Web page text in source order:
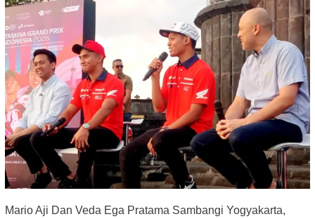
Mario Aji Dan Veda Ega Pratama Sambangi Yogyakarta,